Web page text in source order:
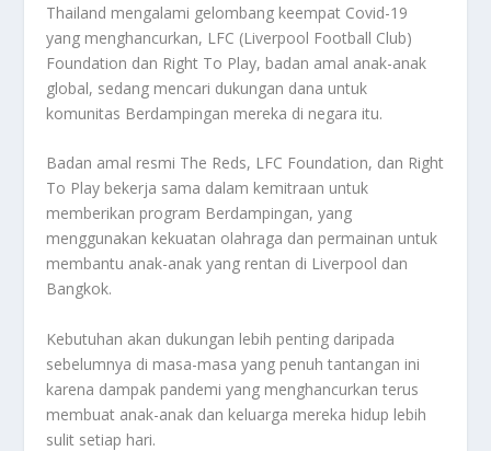
Thailand mengalami gelombang keempat Covid-19
yang menghancurkan, LFC (Liverpool Football Club)
Foundation dan Right To Play, badan amal anak-anak
global, sedang mencari dukungan dana untuk
komunitas Berdampingan mereka di negara itu.
Badan amal resmi The Reds, LFC Foundation, dan Right
To Play bekerja sama dalam kemitraan untuk
memberikan program Berdampingan, yang
menggunakan kekuatan olahraga dan permainan untuk
membantu anak-anak yang rentan di Liverpool dan
Bangkok.
Kebutuhan akan dukungan lebih penting daripada
sebelumnya di masa-masa yang penuh tantangan ini
karena dampak pandemi yang menghancurkan terus
membuat anak-anak dan keluarga mereka hidup lebih
sulit setiap hari.